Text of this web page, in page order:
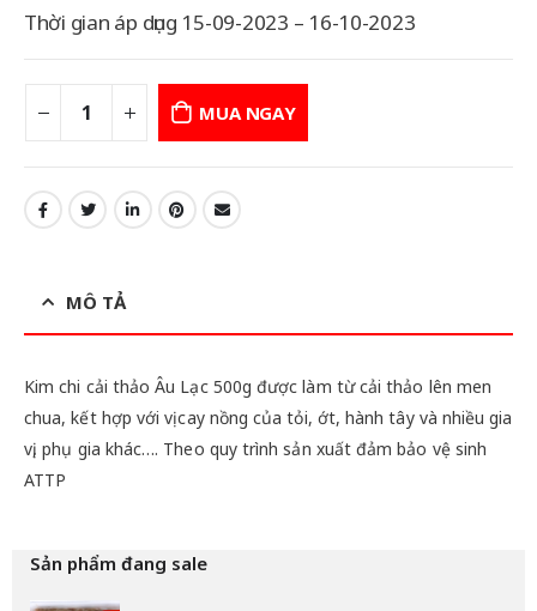
Thời gian áp dụng 15-09-2023 – 16-10-2023
MUA NGAY
MÔ TẢ
Kim chi cải thảo Âu Lạc 500g được làm từ cải thảo lên men
chua, kết hợp với vị cay nồng của tỏi, ớt, hành tây và nhiều gia
vị, phụ gia khác…. Theo quy trình sản xuất đảm bảo vệ sinh
ATTP
Sản phẩm đang sale